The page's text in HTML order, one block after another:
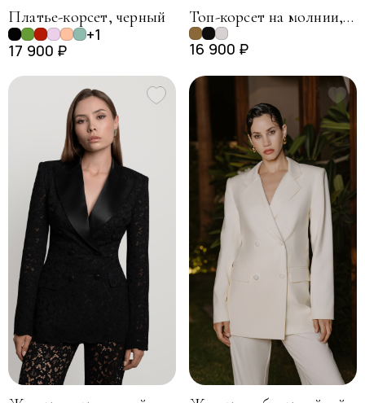
Платье-корсет, черный
+1
17 900 ₽
Топ-корсет на молнии, энимал принт
16 900 ₽